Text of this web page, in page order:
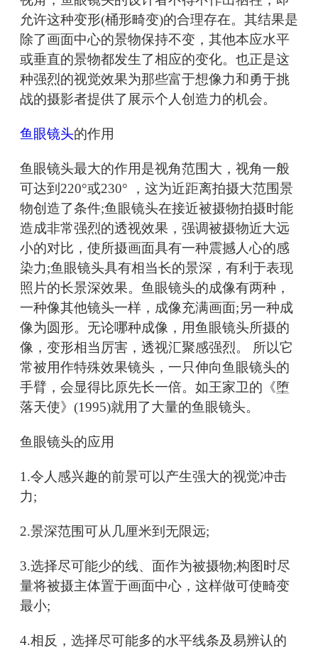
允许这种变形(桶形畸变)的合理存在。其结果是
除了画面中心的景物保持不变，其他本应水平
或垂直的景物都发生了相应的变化。也正是这
种强烈的视觉效果为那些富于想像力和勇于挑
战的摄影者提供了展示个人创造力的机会。
鱼眼镜头的作用
鱼眼镜头最大的作用是视角范围大，视角一般
可达到220°或230° ，这为近距离拍摄大范围景
物创造了条件;鱼眼镜头在接近被摄物拍摄时能
造成非常强烈的透视效果，强调被摄物近大远
小的对比，使所摄画面具有一种震撼人心的感
染力;鱼眼镜头具有相当长的景深，有利于表现
照片的长景深效果。鱼眼镜头的成像有两种，
一种像其他镜头一样，成像充满画面;另一种成
像为圆形。无论哪种成像，用鱼眼镜头所摄的
像，变形相当厉害，透视汇聚感强烈。 所以它
常被用作特殊效果镜头，一只伸向鱼眼镜头的
手臂，会显得比原先长一倍。如王家卫的《堕
落天使》(1995)就用了大量的鱼眼镜头。
鱼眼镜头的应用
1.令人感兴趣的前景可以产生强大的视觉冲击
力;
2.景深范围可从几厘米到无限远;
3.选择尽可能少的线、面作为被摄物;构图时尽
量将被摄主体置于画面中心，这样做可使畸变
最小;
4.相反，选择尽可能多的水平线条及易辨认的